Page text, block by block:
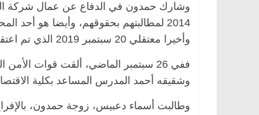
وشارك حمدون في الدفاع عن عمال شركة
2014 لمطالبتهم بحقوقهم، وأيضا هو
وأخيرا معتقلي 20 سبتمبر 2019 الذي تم اعتقاله وحبسه معهم.
ففي 26 سبتمبر الماضي، ألقت قوات
وشقيقه أحمد المدرس المساعد بكلية
وطالبت أسماء دعبيس، زوجة حمدون،